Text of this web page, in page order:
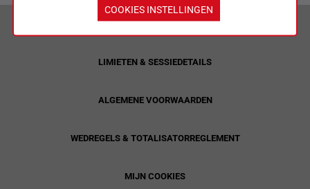
VERANTWOORD WEDDEN & PRIVACYVERKLARING
LIMIETEN & SESSIEDETAILS
ALGEMENE VOORWAARDEN
WEDREGELS & TOTALISATORREGLEMENT
MIJN COOKIES
COOKIES INSTELLINGEN